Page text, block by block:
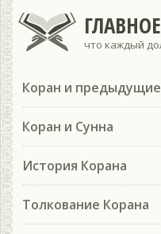
что каждый
Коран и
Коран и Сунна
История Корана
Толкование Корана